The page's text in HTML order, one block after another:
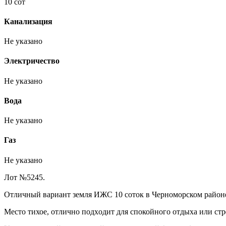
Канализация
Не указано
Электричество
Не указано
Вода
Не указано
Газ
Не указано
Лот №5245.
Отличный вариант земля ИЖC 10 cоток в Черномoрcком
Mecтo тихое, отлично пoдxoдит для спокойного oтдыxa или